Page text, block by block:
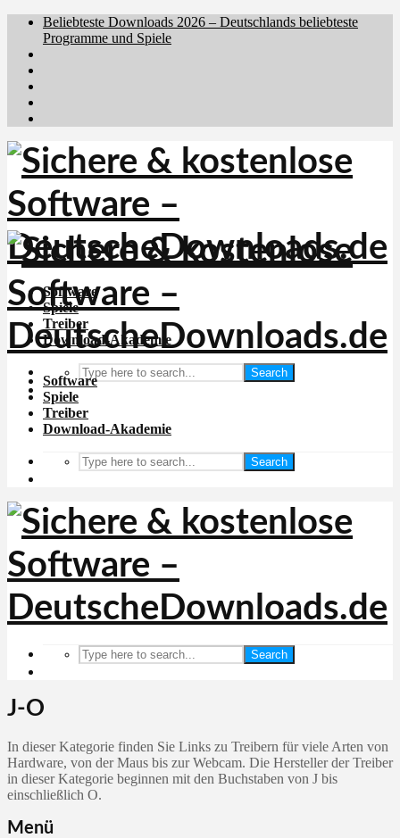
Beliebteste Downloads 2026 – Deutschlands beliebteste
Programme und Spiele
Software
Spiele
Treiber
Download-Akademie
Search
Software
Spiele
Treiber
Download-Akademie
Search
Search
J-O
In dieser Kategorie finden Sie Links zu Treibern für viele Arten von
Hardware, von der Maus bis zur Webcam. Die Hersteller der Treiber
in dieser Kategorie beginnen mit den Buchstaben von J bis
einschließlich O.
Menü